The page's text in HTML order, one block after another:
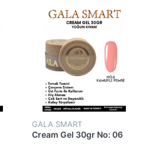
GALA SMART
Cream Gel 30gr No: 06